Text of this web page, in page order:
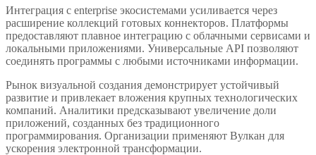
Интеграция с enterprise экосистемами усиливается через
расширение коллекций готовых коннекторов. Платформы
предоставляют плавное интеграцию с облачными сервисами и
локальными приложениями. Универсальные API позволяют
соединять программы с любыми источниками информации.
Рынок визуальной создания демонстрирует устойчивый
развитие и привлекает вложения крупных технологических
компаний. Аналитики предсказывают увеличение доли
приложений, созданных без традиционного
программирования. Организации применяют Вулкан для
ускорения электронной трансформации.